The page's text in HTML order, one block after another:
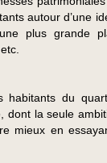
autour d’une
une plus grande
habitants du
dont la seule
mieux en